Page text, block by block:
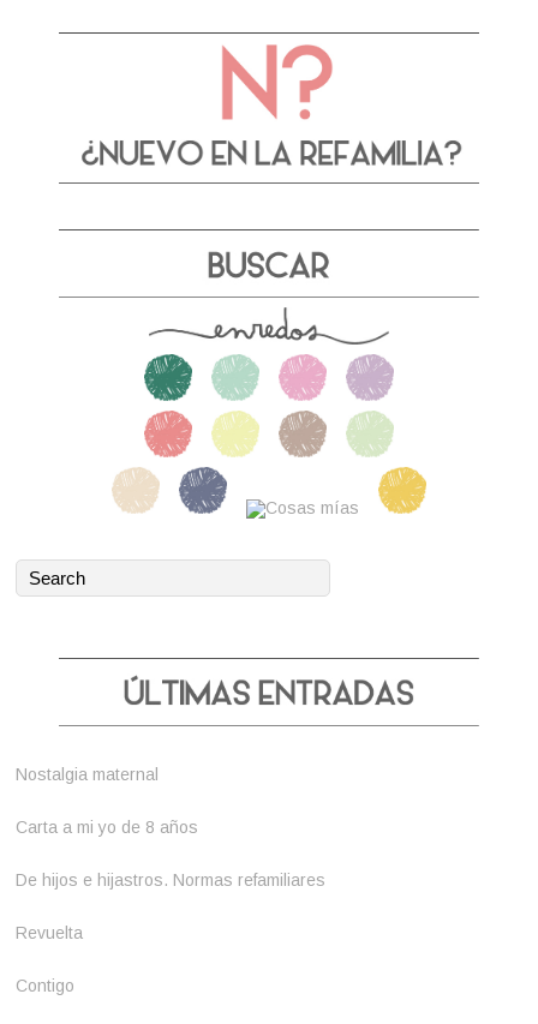
Nostalgia maternal
Carta a mi yo de 8 años
De hijos e hijastros. Normas refamiliares
Revuelta
Contigo